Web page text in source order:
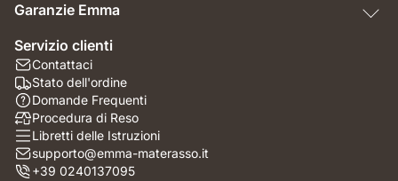
Garanzie Emma
Servizio clienti
Contattaci
Stato dell'ordine
Domande Frequenti
Procedura di Reso
Libretti delle Istruzioni
supporto@emma-materasso.it
+39 0240137095